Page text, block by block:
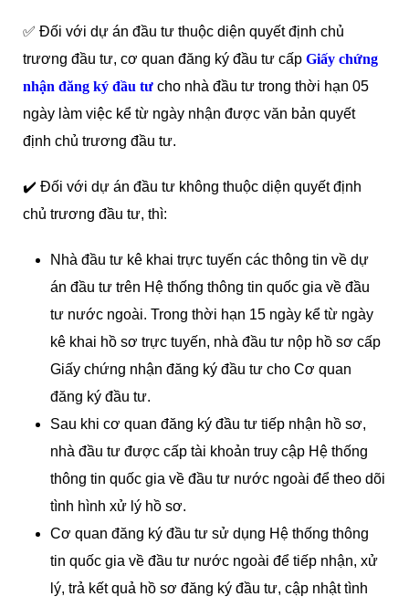
✅ Đối với dự án đầu tư thuộc diện quyết định chủ
trương đầu tư, cơ quan đăng ký đầu tư cấp Giấy chứng
nhận đăng ký đầu tư cho nhà đầu tư trong thời hạn 05
ngày làm việc kể từ ngày nhận được văn bản quyết
định chủ trương đầu tư.
✔️ Đối với dự án đầu tư không thuộc diện quyết định
chủ trương đầu tư, thì:
Nhà đầu tư kê khai trực tuyến các thông tin về dự
án đầu tư trên Hệ thống thông tin quốc gia về đầu
tư nước ngoài. Trong thời hạn 15 ngày kể từ ngày
kê khai hồ sơ trực tuyến, nhà đầu tư nộp hồ sơ cấp
Giấy chứng nhận đăng ký đầu tư cho Cơ quan
đăng ký đầu tư.
Sau khi cơ quan đăng ký đầu tư tiếp nhận hồ sơ,
nhà đầu tư được cấp tài khoản truy cập Hệ thống
thông tin quốc gia về đầu tư nước ngoài để theo dõi
tình hình xử lý hồ sơ.
Cơ quan đăng ký đầu tư sử dụng Hệ thống thông
tin quốc gia về đầu tư nước ngoài để tiếp nhận, xử
lý, trả kết quả hồ sơ đăng ký đầu tư, cập nhật tình